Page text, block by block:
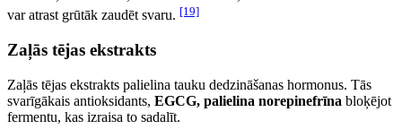
var atrast grūtāk zaudēt svaru. [19]
Zaļās tējas ekstrakts
Zaļās tējas ekstrakts palielina tauku dedzināšanas hormonus. Tās
svarīgākais antioksidants, EGCG, palielina norepinefrīna bloķējot
fermentu, kas izraisa to sadalīt.